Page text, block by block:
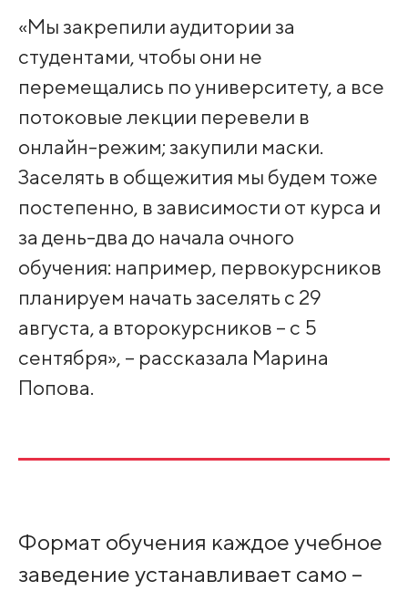
«Мы закрепили аудитории за
студентами, чтобы они не
перемещались по университету, а все
потоковые лекции перевели в
онлайн-режим; закупили маски.
Заселять в общежития мы будем тоже
постепенно, в зависимости от курса и
за день-два до начала очного
обучения: например, первокурсников
планируем начать заселять с 29
августа, а второкурсников – с 5
сентября», – рассказала Марина
Попова.
Формат обучения каждое учебное
заведение устанавливает само –